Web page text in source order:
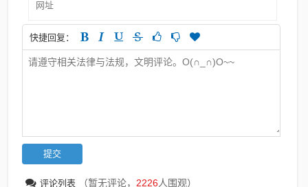
快捷回复：
评论列表 （暂无评论， 2226人围观）